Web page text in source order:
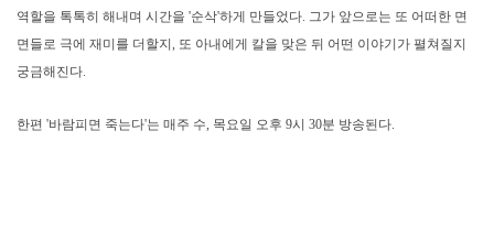
역할을 톡톡히 해내며 시간을 '순삭'하게 만들었다. 그가 앞으로는 또 어떠한 면
면들로 극에 재미를 더할지, 또 아내에게 칼을 맞은 뒤 어떤 이야기가 펼쳐질지
궁금해진다.
한편 '바람피면 죽는다'는 매주 수, 목요일 오후 9시 30분 방송된다.